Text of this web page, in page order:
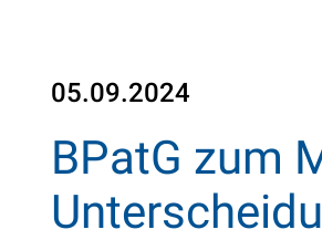
05.09.2024
BPatG zum